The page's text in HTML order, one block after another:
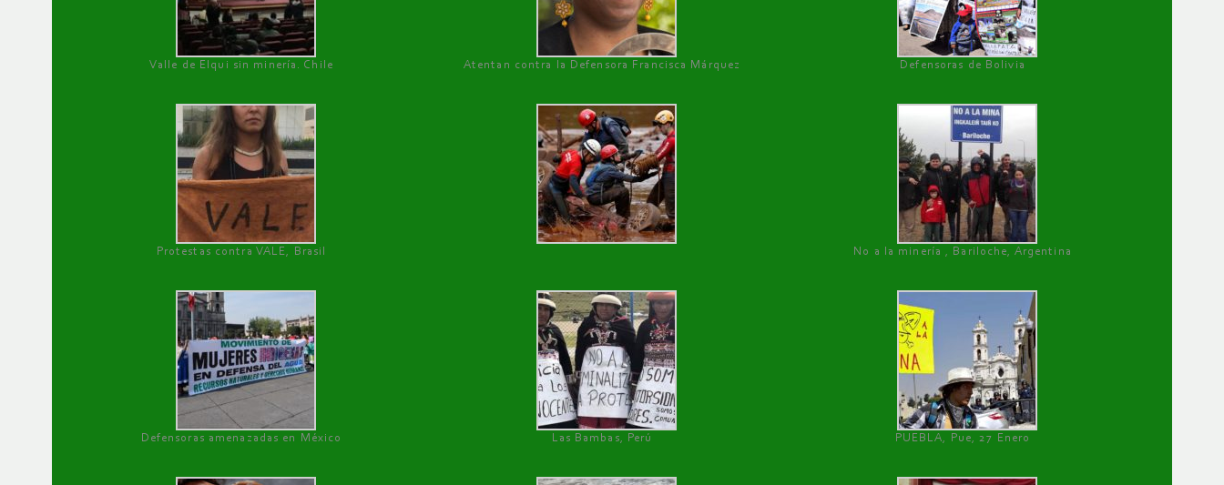
Valle de Elqui sin minería. Chile Atentan contra la Defensora Francisca Márquez Defensoras de Bolivia
Protestas contra VALE, Brasil No a la minería , Bariloche, Argentina
Defensoras amenazadas en México Las Bambas, Perú PUEBLA, Pue, 27 Enero